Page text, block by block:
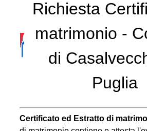
Richiesta
matrimonio -
di
Puglia
Certificato ed Estratto di